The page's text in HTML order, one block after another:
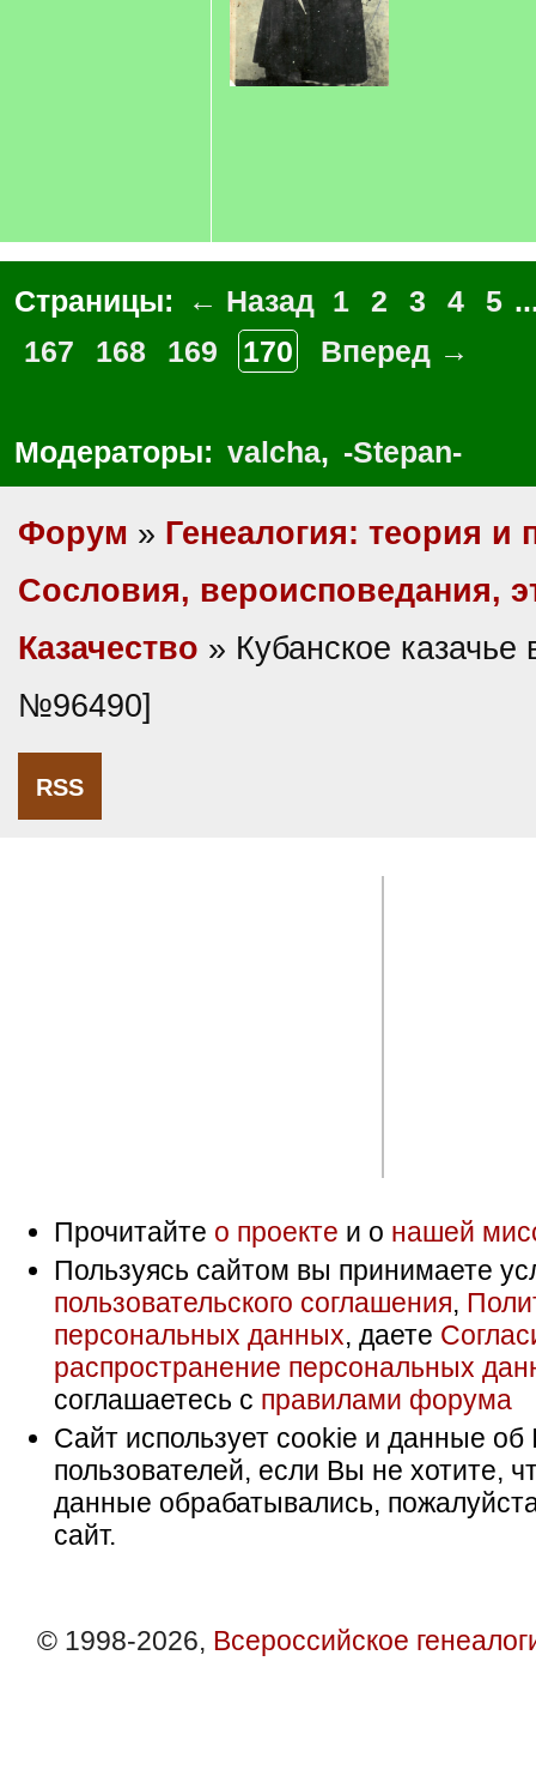
Страницы: ← Назад 1 2 3 4 5
167
168 169 170 Вперед →
Модераторы: valcha, -Stepan-
Форум » Генеалогия: теория и
Сословия, вероисповедания,
Казачество » Кубанское казачье
№96490]
RSS
Прочитайте о проекте и о нашей
Пользуясь сайтом вы принимаете
пользовательского соглашения,
персональных данных, даете
распространение персональных
соглашаетесь с правилами форума
Сайт использует cookie и данные об
пользователей, если Вы не хотите,
данные обрабатывались,
сайт.
© 1998-2026, Всероссийское